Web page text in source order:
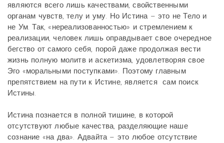
являются всего лишь качествами, свойственными
органам чувств, телу и уму. Но Истина – это не Тело и
не Ум. Так, «нереализованностью» и стремлением к
реализации, человек лишь оправдывает свое очередное
бегство от самого себя, порой даже продолжая вести
жизнь полную молитв и аскетизма, удовлетворяя свое
Эго «моральными поступками». Поэтому главным
препятствием на пути к Истине, является сам поиск
Истины.
Истина познается в полной тишине, в которой
отсутствуют любые качества, разделяющие наше
сознание «на два». Адвайта – это любое отсутствие